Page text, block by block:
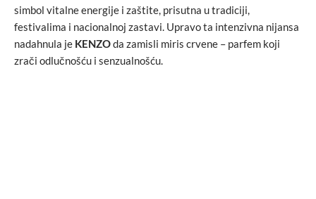
simbol vitalne energije i zaštite, prisutna u tradiciji,
festivalima i nacionalnoj zastavi. Upravo ta intenzivna nijansa
nadahnula je KENZOda zamisli miris crvene – parfem koji
zrači odlučnošću i senzualnošću.